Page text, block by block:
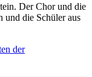
Der Chor und die
und die Schüler aus
der